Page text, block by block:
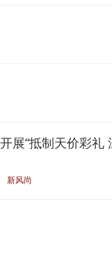
展“抵制天价彩礼
新风尚